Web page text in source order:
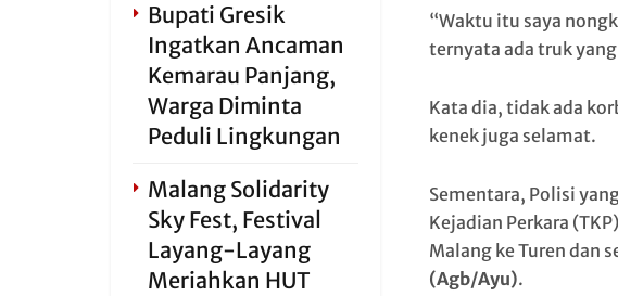
“Waktu itu saya
ternyata ada truk
Kata dia, tidak ada
kenek juga selamat.
Sementara, Polisi
Kejadian Perkara
Malang ke Turen dan
(Agb/Ayu).
Bupati Gresik
Ingatkan Ancaman
Kemarau Panjang,
Warga Diminta
Peduli Lingkungan
Malang Solidarity
Sky Fest, Festival
Layang-Layang
Meriahkan HUT